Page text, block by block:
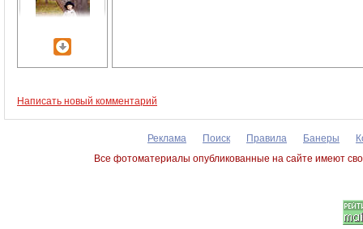
Написать новый комментарий
Реклама Поиск Правила Банеры
Все фотоматериалы опубликованные на сайте имеют